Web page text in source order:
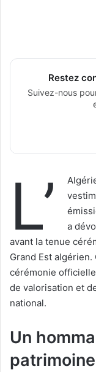
Restez
Suivez-nous
L’
a
avant la tenue
Grand Est
cérémonie
de valorisation et
national.
Un